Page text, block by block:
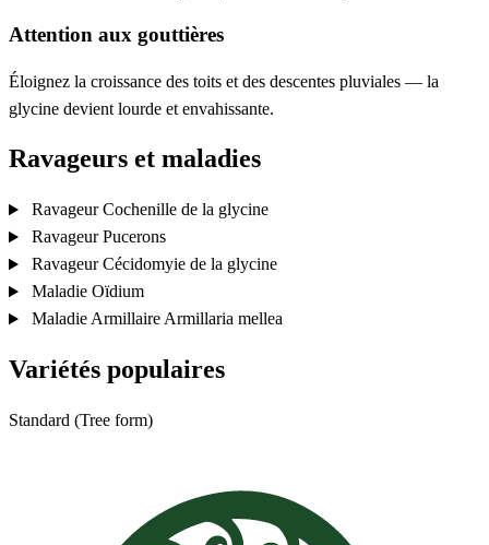
Attention aux gouttières
Éloignez la croissance des toits et des descentes pluviales — la
glycine devient lourde et envahissante.
Ravageurs et maladies
RavageurCochenille de la glycine
RavageurPucerons
RavageurCécidomyie de la glycine
Maladie Oïdium
Maladie Armillaire Armillaria mellea
Variétés populaires
Standard (Tree form)